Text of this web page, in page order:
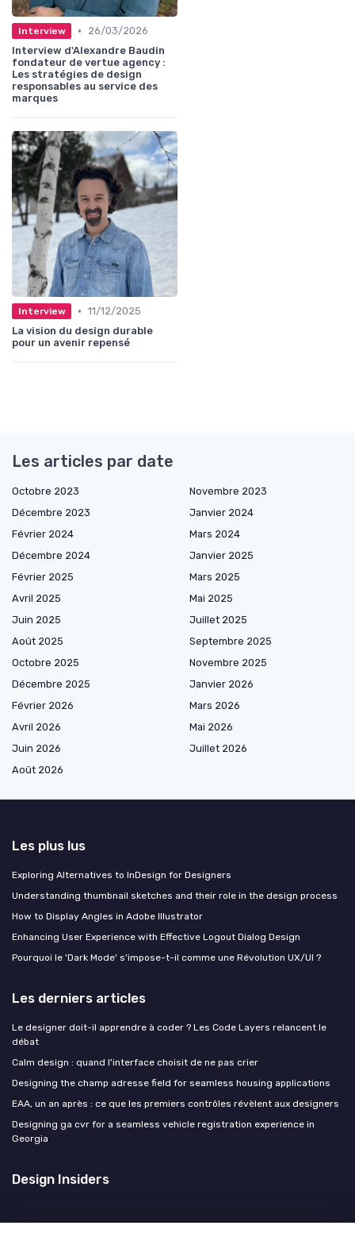
Interview •
26/03/2026
Interview d'Alexandre Baudin
fondateur de vertue agency :
Les stratégies de design
responsables au service des
marques
Interview • 11/12/2025
La vision du design durable
pour un avenir repensé
Les articles par date
Octobre 2023
Novembre 2023
Décembre 2023
Janvier 2024
Février 2024
Mars 2024
Décembre 2024
Janvier 2025
Février 2025
Mars 2025
Avril 2025
Mai 2025
Juin 2025
Juillet 2025
Août 2025
Septembre 2025
Octobre 2025
Novembre 2025
Décembre 2025
Janvier 2026
Février 2026
Mars 2026
Avril 2026
Mai 2026
Juin 2026
Juillet 2026
Août 2026
Les plus lus
Exploring Alternatives to InDesign for Designers
Understanding thumbnail sketches and their role in the design process
How to Display Angles in Adobe Illustrator
Enhancing User Experience with Effective Logout Dialog Design
Pourquoi le 'Dark Mode' s'impose-t-il comme une Révolution UX/UI ?
Les derniers articles
Le designer doit-il apprendre à coder ? Les Code Layers relancent le
débat
Calm design : quand l'interface choisit de ne pas crier
Designing the champ adresse field for seamless housing applications
EAA, un an après : ce que les premiers contrôles révèlent aux designers
Designing ga cvr for a seamless vehicle registration experience in
Georgia
Design Insiders